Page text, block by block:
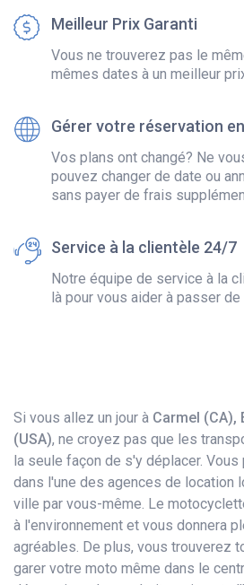
Meilleur Prix Garanti
Vous ne trouverez pas le
mêmes dates à un meilleur
Gérer votre réservation
Vos plans ont changé? Ne
pouvez changer de date ou
sans payer de frais
Service à la clientèle 24/7
Notre équipe de service à la
là pour vous aider à passer
Si vous allez un jour à Carmel (CA),
(USA), ne croyez pas que les
la seule façon de s'y déplacer.
dans l'une des agences de location
ville par vous-même. Le
à l'environnement et vous donnera
agréables. De plus, vous trouverez
garer votre moto même dans le